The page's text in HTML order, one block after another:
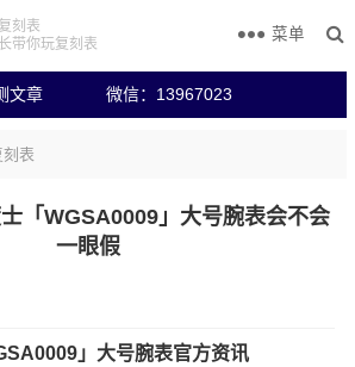
刻表
带你玩复刻表
文章 微信：13967023
菜单
刻表
「WGSA0009」大号腕表会不会
一眼假
」大号腕表官方资讯